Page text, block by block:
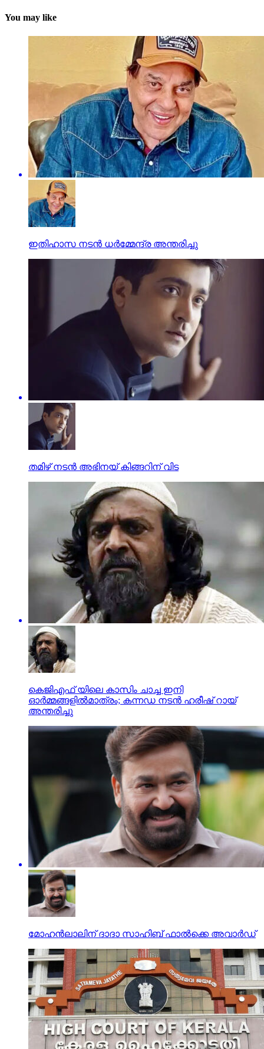
You may like
ഇതിഹാസ നടന്‍ ധര്‍മ്മേന്ദ്ര അന്തരിച്ചു
തമിഴ്‌ നടന്‍ അഭിനയ് കിങ്ങറിന് വിട
കെജിഎഫ് യിലെ കാസിം ചാച്ച ഇനി
ഓര്‍മ്മങ്ങളില്‍മാത്രം; കന്നഡ നടന്‍ ഹരീഷ് റായ്
അന്തരിച്ചു
മോഹന്‍ലാലിന് ദാദാ സാഹിബ് ഫാല്‍ക്കെ അവാര്‍ഡ്